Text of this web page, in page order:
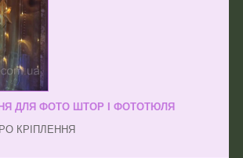
ДЛЯ ФОТО ШТОР І ФОТОТЮЛЯ
КРІПЛЕННЯ